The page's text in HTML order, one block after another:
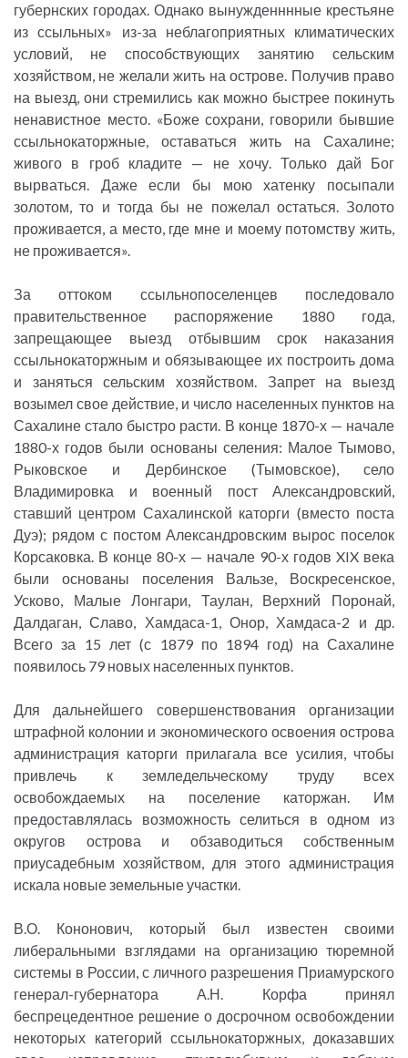
губернских городах. Однако вынужденннные крестьяне
из ссыльных» из-за неблагоприятных климатических
условий, не способствующих занятию сельским
хозяйством, не желали жить на острове. Получив право
на выезд, они стремились как можно быстрее покинуть
ненавистное место. «Боже сохрани, говорили бывшие
ссыльнокаторжные, оставаться жить на Сахалине;
живого в гроб кладите — не хочу. Только дай Бог
вырваться. Даже если бы мою хатенку посыпали
золотом, то и тогда бы не пожелал остаться. Золото
проживается, а место, где мне и моему потомству жить,
не проживается».
За оттоком ссыльнопоселенцев последовало
правительственное распоряжение 1880 года,
запрещающее выезд отбывшим срок наказания
ссыльнокаторжным и обязывающее их построить дома
и заняться сельским хозяйством. Запрет на выезд
возымел свое действие, и число населенных пунктов на
Сахалине стало быстро расти. В конце 1870-х — начале
1880-х годов были основаны селения: Малое Тымово,
Рыковское и Дербинское (Тымовское), село
Владимировка и военный пост Александровский,
ставший центром Сахалинской каторги (вместо поста
Дуэ); рядом с постом Александровским вырос поселок
Корсаковка. В конце 80-х — начале 90-х годов XIX века
были основаны поселения Вальзе, Воскресенское,
Усково, Малые Лонгари, Таулан, Верхний Поронай,
Далдаган, Славо, Хамдаса-1, Онор, Хамдаса-2 и др.
Всего за 15 лет (с 1879 по 1894 год) на Сахалине
появилось 79 новых населенных пунктов.
Для дальнейшего совершенствования организации
штрафной колонии и экономического освоения острова
администрация каторги прилагала все усилия, чтобы
привлечь к земледельческому труду всех
освобождаемых на поселение каторжан. Им
предоставлялась возможность селиться в одном из
округов острова и обзаводиться собственным
приусадебным хозяйством, для этого администрация
искала новые земельные участки.
В.О. Кононович, который был известен своими
либеральными взглядами на организацию тюремной
системы в России, с личного разрешения Приамурского
генерал-губернатора А.Н. Корфа принял
беспрецедентное решение о досрочном освобождении
некоторых категорий ссыльнокаторжных, доказавших